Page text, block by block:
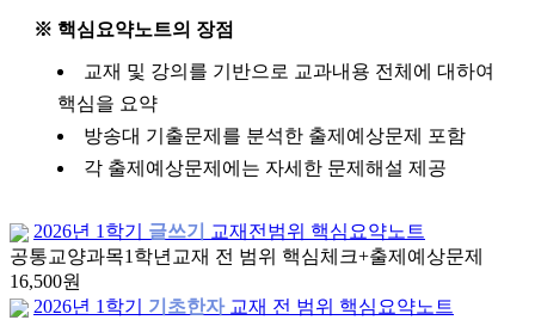
※ 핵심요약노트의 장점
교재 및 강의를 기반으로 교과내용 전체에 대하여
핵심을 요약
방송대 기출문제를 분석한 출제예상문제 포함
각 출제예상문제에는 자세한 문제해설 제공
2026년 1학기 글쓰기
교재전범위 핵심요약노트
공통교양과목1학년 교재 전 범위 핵심체크+출제예상문제
16,500원
2026년 1학기
기초한자 교재 전 범위 핵심요약노트